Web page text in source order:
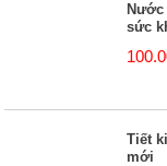
sức
Tiết
mới